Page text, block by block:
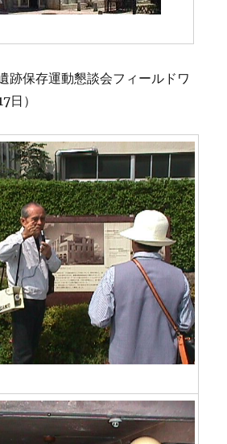
跡保存運動懇談会フィールドワ
日）